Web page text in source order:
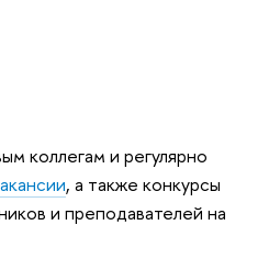
коллегам и регулярно
, а также конкурсы
и преподавателей на